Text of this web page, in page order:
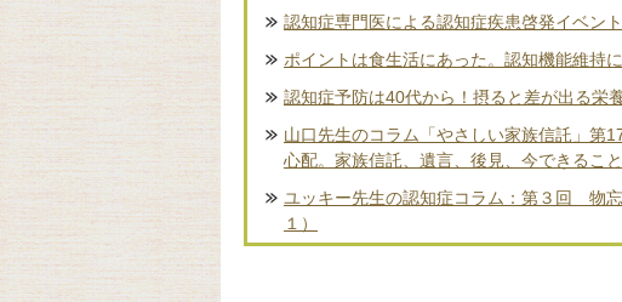
認知症専門医による認知症疾患啓発イベン
ポイントは食生活にあった。認知機能維持
認知症予防は40代から！摂ると差が出る栄養
山口先生のコラム「やさしい家族信託」
心配。家族信託、遺言、後見、今できるこ
ユッキー先生の認知症コラム：第３回 物
１）